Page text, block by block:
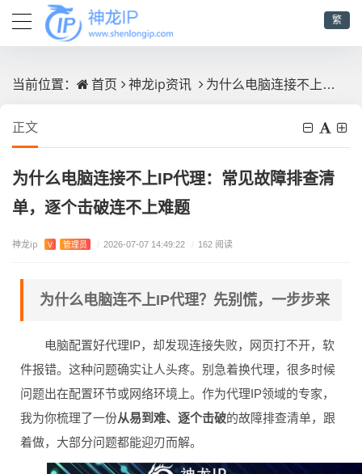
繁
当前位置： 首页 神龙ip资讯 为什么电脑连接不上IP代理：常见故障排查清单，逐个击破连不上难题
正文
为什么电脑连接不上IP代理：常见故障排查清
单，逐个击破连不上难题
神龙ip V 管理员 / 2026-07-07 14:49:22 / 162 阅读
为什么电脑连不上IP代理？先别慌，一步步来
电脑配置好代理IP，却发现连接失败，网页打不开，软
件报错。这种问题确实让人头疼。别急着换代理，很多时候
问题出在配置环节或网络环境上。作为代理IP领域的专家，
我为你梳理了一份从易到难、逐个击破的故障排查清单，跟
着做，大部分问题都能迎刃而解。